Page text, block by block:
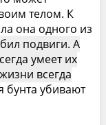
телом. К
она одного из
подвиги. А
умеет их
всегда
бунта убивают